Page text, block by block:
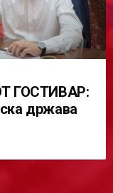
ГОСТИВАР:
држава